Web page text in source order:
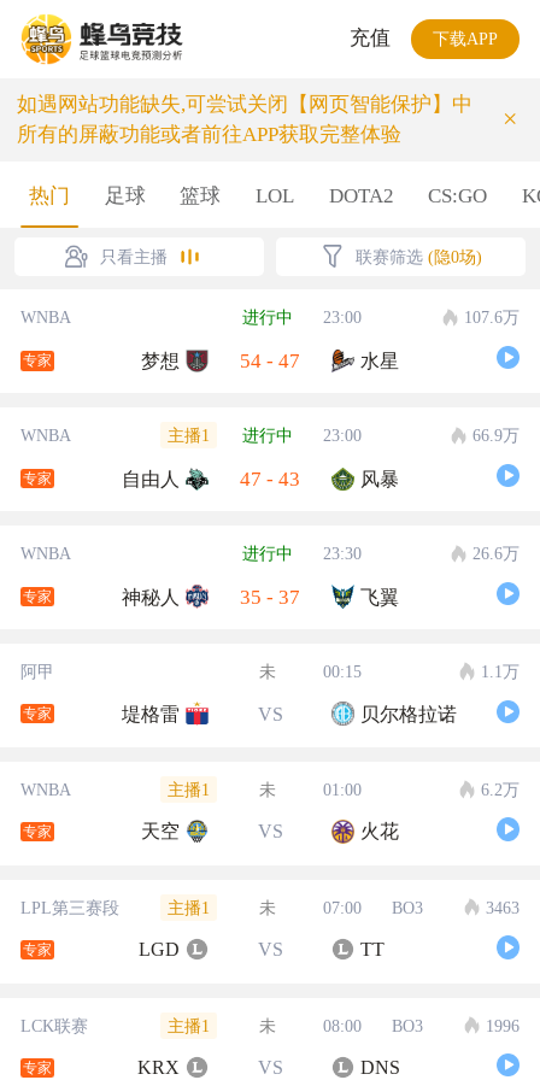
充值 下载APP
如遇网站功能缺失,可尝试关闭【网页智能保护】中
所有的屏蔽功能或者前往APP获取完整体验
×
热门 足球 篮球 LOL DOTA2 CS:GO
只看主播 联赛筛选 (隐0场)
WNBA 进行中 23:00 107.6万
专家 梦想 54 - 47 水星
WNBA 主播1 进行中 23:00 66.9万
专家 自由人 47 - 43 风暴
WNBA 进行中 23:30 26.6万
专家 神秘人 35 - 37 飞翼
阿甲 未 00:15 1.1万
专家 堤格雷 VS 贝尔格拉诺
WNBA 主播1 未 01:00 6.2万
专家 天空 VS 火花
LPL第三赛段 主播1 未 07:00 BO3 3463
专家 LGD VS TT
LCK联赛 主播1 未 08:00 BO3 1996
专家 KRX VS DNS